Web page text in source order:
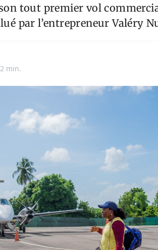
tout premier vol
par l’entrepreneur Valéry
min.